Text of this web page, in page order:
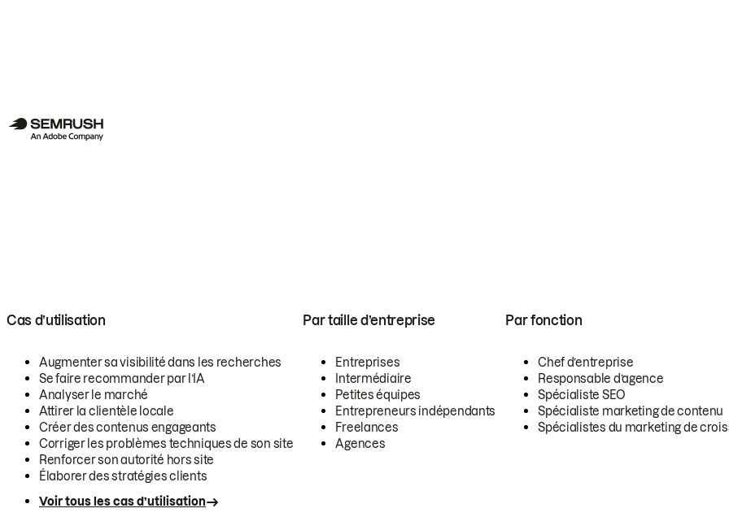
Cas d’utilisation
Augmenter sa visibilité dans les recherches
Se faire recommander par l’IA
Analyser le marché
Attirer la clientèle locale
Créer des contenus engageants
Corriger les problèmes techniques de son site
Renforcer son autorité hors site
Élaborer des stratégies clients
Voir tous les cas d’utilisation
Par taille d’entreprise
Entreprises
Intermédiaire
Petites équipes
Entrepreneurs indépendants
Freelances
Agences
Par fonction
Chef d’entreprise
Responsable d’agence
Spécialiste SEO
Spécialiste marketing de contenu
Spécialistes du marketing de